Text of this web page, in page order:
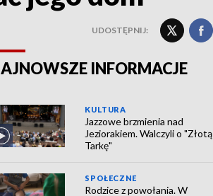
UDOSTĘPNIJ:
INFORMACJE
KULTURA
Jazzowe brzmienia nad
Jeziorakiem. Walczyli o "Złotą
Tarkę"
SPOŁECZNE
Rodzice z powołania. W